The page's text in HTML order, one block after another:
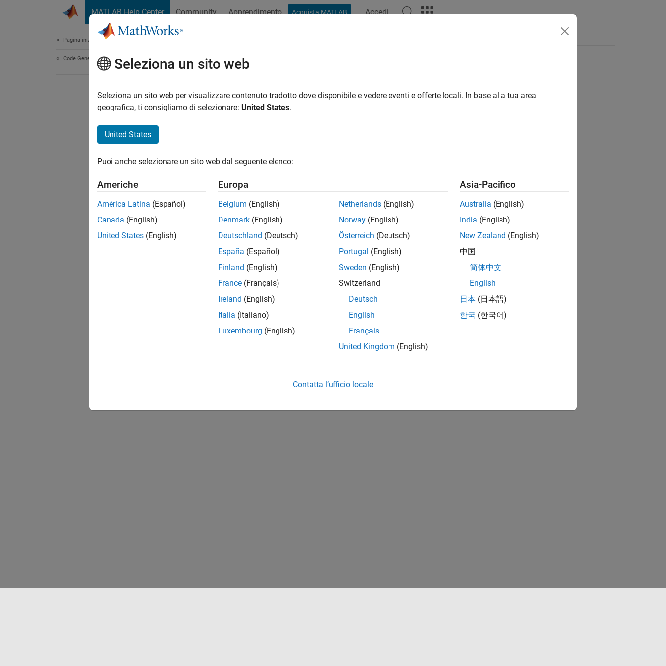
MATLAB Help Center Community Apprendimento Acquista MATLAB Accedi
Pagina iniziale della documentazione
Code Generation Seleziona un sito web
Seleziona un sito web per visualizzare contenuto tradotto dove disponibile e vedere eventi e offerte locali. In base alla tua area
geografica, ti consigliamo di selezionare: United States.
United States
Puoi anche selezionare un sito web dal seguente elenco:
Americhe
América Latina (Español)
Canada (English)
United States (English)
Europa
Belgium (English)
Denmark (English)
Deutschland (Deutsch)
España (Español)
Finland (English)
France (Français)
Ireland (English)
Italia (Italiano)
Luxembourg (English)
Netherlands (English)
Norway (English)
Österreich (Deutsch)
Portugal (English)
Sweden (English)
Switzerland
Deutsch
English
Français
United Kingdom (English)
Asia-Pacifico
Australia (English)
India (English)
New Zealand (English)
中国
简体中文
English
日本 (日本語)
한국 (한국어)
Contatta l’ufficio locale